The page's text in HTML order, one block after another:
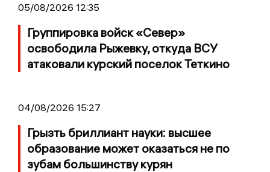
05/08/2026 12:35
Группировка войск «Север»
освободила Рыжевку, откуда ВСУ
атаковали курский поселок Теткино
04/08/2026 15:27
Грызть бриллиант науки: высшее
образование может оказаться не по
зубам большинству курян